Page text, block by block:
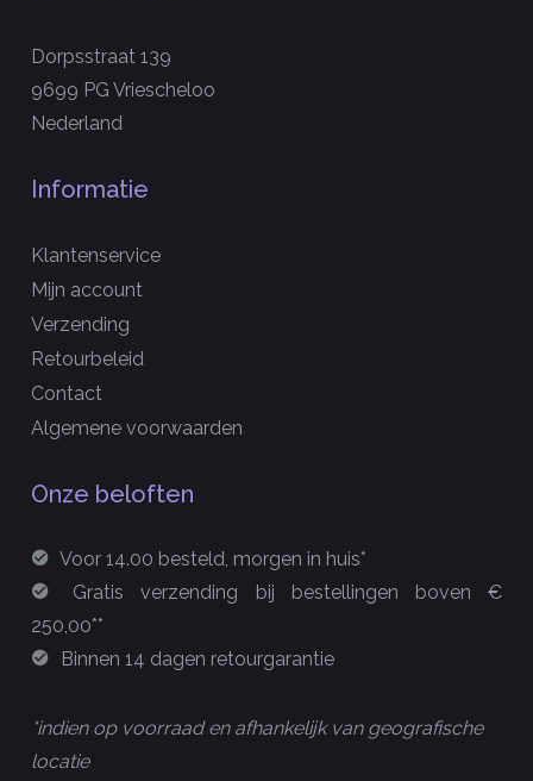
Dorpsstraat 139
9699 PG Vriescheloo
Nederland
Informatie
Klantenservice
Mijn account
Verzending
Retourbeleid
Contact
Algemene voorwaarden
Onze beloften
Voor 14.00 besteld, morgen in huis*
Gratis verzending bij bestellingen boven €
250,00**
Binnen 14 dagen retourgarantie
*indien op voorraad en afhankelijk van geografische
locatie